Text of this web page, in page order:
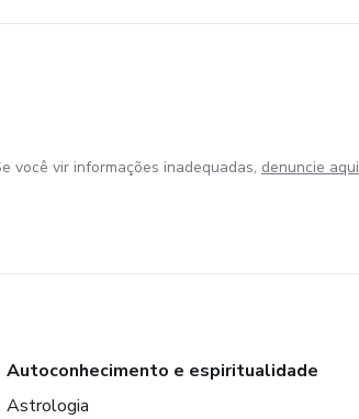
você vir informações inadequadas, denuncie aqui
Autoconhecimento e espiritualidade
Astrologia